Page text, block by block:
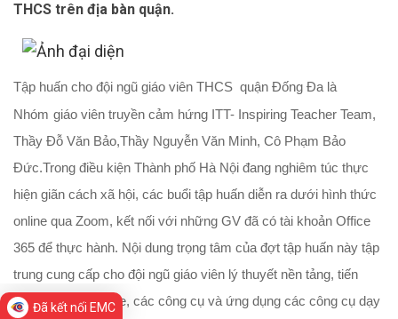
THCS trên địa bàn quận.
Tập huấn cho đội ngũ giáo viên THCS quận Đống Đa là
Nhóm giáo viên truyền cảm hứng ITT- Inspiring Teacher Team,
Thầy Đỗ Văn Bảo,Thầy Nguyễn Văn Minh, Cô Phạm Bảo
Đức.Trong điều kiện Thành phố Hà Nội đang nghiêm túc thực
hiện giãn cách xã hội, các buổi tập huấn diễn ra dưới hình thức
online qua Zoom, kết nối với những GV đã có tài khoản Office
365 để thực hành. Nội dung trọng tâm của đợt tập huấn này tập
trung cung cấp cho đội ngũ giáo viên lý thuyết nền tảng, tiến
trình dạy học online, các công cụ và ứng dụng các công cụ dạy
Đã kết nối EMC